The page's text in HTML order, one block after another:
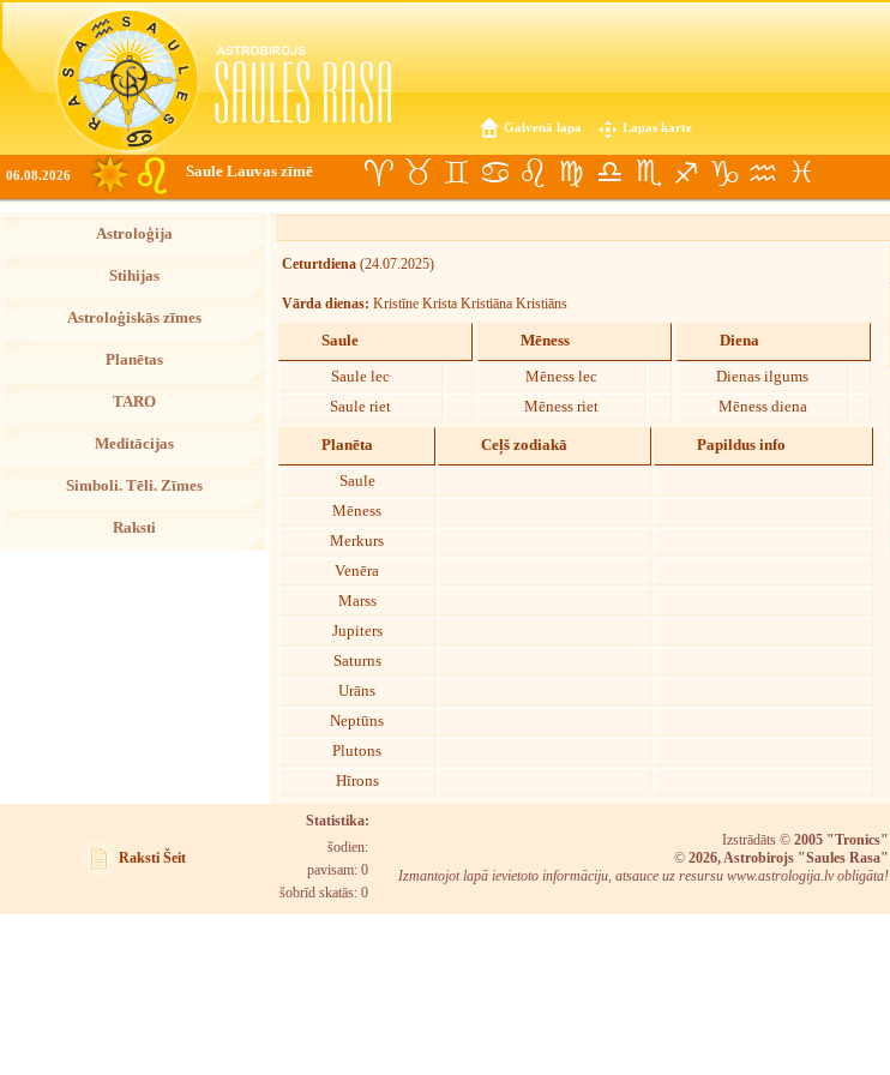
Galvenā lapa Lapas karte
06.08.2026 Saule Lauvas zīmē
Astroloģija
Stihijas
Astroloģiskās zīmes
Planētas
TARO
Meditācijas
Simboli. Tēli. Zīmes
Raksti
Ceturtdiena (24.07.2025)
Vārda dienas: Kristīne Krista Kristiāna Kristiāns
Saule
Saule lec
Saule riet
Mēness
Mēness lec
Mēness riet
Diena
Dienas ilgums
Mēness diena
Planēta Ceļš zodiakā Papildus info
Saule
Mēness
Merkurs
Venēra
Marss
Jupiters
Saturns
Urāns
Neptūns
Plutons
Hīrons
Raksti Šeit
Statistika:
šodien:
pavisam: 0
šobrīd skatās: 0
Izstrādāts © 2005 "Tronics"
© 2026, Astrobirojs "Saules Rasa"
Izmantojot lapā ievietoto informāciju, atsauce uz resursu www.astrologija.lv obligāta!